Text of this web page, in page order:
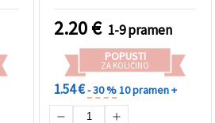
izrazitega nakita in
sodobnih ročno izdelanih
kreacij
2.20€ 1-9 pramen
POPUSTI
ZA KOLIČINO
1.54 €- 30 %10 pramen +